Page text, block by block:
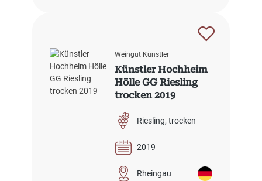
Weingut Künstler
Künstler Hochheim
Hölle GG Riesling
trocken 2019
Riesling trocken
2019
Rheingau